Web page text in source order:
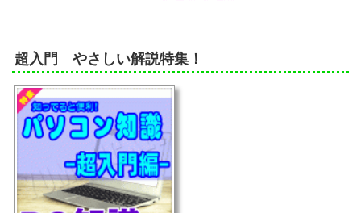
超入門 やさしい解説特集！